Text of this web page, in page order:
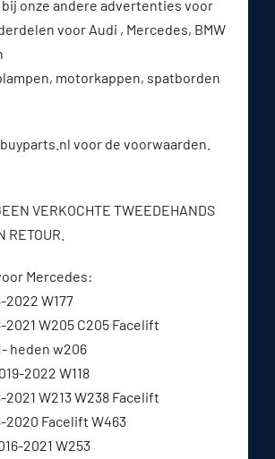
onze andere advertenties voor
voor Audi , Mercedes, BMW
motorkappen, spatborden
voor de voorwaarden.
VERKOCHTE TWEEDEHANDS
RETOUR.
Mercedes:
2022 W177
2021 W205 C205 Facelift
heden w206
2022 W118
2021 W213 W238 Facelift
2020 Facelift W463
2021 W253